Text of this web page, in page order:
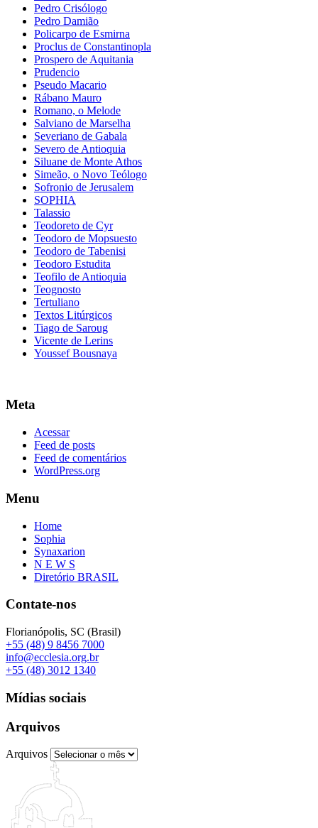
Pedro Crisólogo
Pedro Damião
Policarpo de Esmirna
Proclus de Constantinopla
Prospero de Aquitania
Prudencio
Pseudo Macario
Rábano Mauro
Romano, o Melode
Salviano de Marselha
Severiano de Gabala
Severo de Antioquia
Siluane de Monte Athos
Simeão, o Novo Teólogo
Sofronio de Jerusalem
SOPHIA
Talassio
Teodoreto de Cyr
Teodoro de Mopsuesto
Teodoro de Tabenisi
Teodoro Estudita
Teofilo de Antioquia
Teognosto
Tertuliano
Textos Litúrgicos
Tiago de Saroug
Vicente de Lerins
Youssef Bousnaya
Meta
Acessar
Feed de posts
Feed de comentários
WordPress.org
Menu
Home
Sophia
Synaxarion
N E W S
Diretório BRASIL
Contate-nos
Florianópolis, SC (Brasil)
+55 (48) 9 8456 7000
info@ecclesia.org.br
+55 (48) 3012 1340
Mídias sociais
Arquivos
Arquivos